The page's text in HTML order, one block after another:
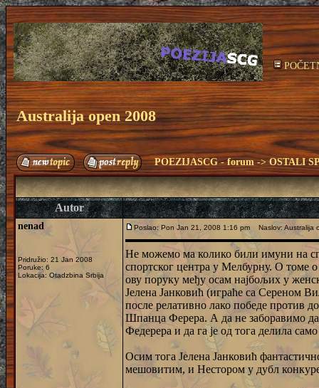
Australija open 2008
POEZIJASCG - forum ->OSTALI
Autor
nenad
Pridružio: 21 Jan 2008
Poruke: 6
Lokacija: Otadzbina Srbija
Poslao: Pon Jan 21, 2008 1:16 pm Naslov: Australija
Не можемо ма колико били имуни на
спортског центра у Мелбурну. О томе
ову поруку међу осам најбољих у
Јелена Јанковић (играће са Сереном
после релативно лако победе против
Шпанца Ферера. А да не заборавимо
Федерера и да га је од тога делила
Осим тога Јелена Јанковић
мешовитим, и Нестором у дубл